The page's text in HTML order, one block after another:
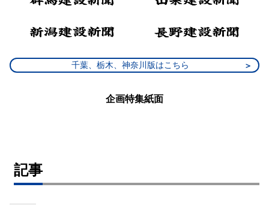
千葉、栃木、神奈川版はこちら
企画特集紙面
記事